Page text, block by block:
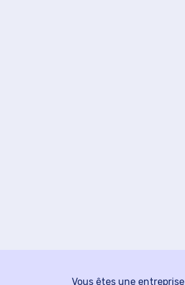
Vous êtes une entreprise